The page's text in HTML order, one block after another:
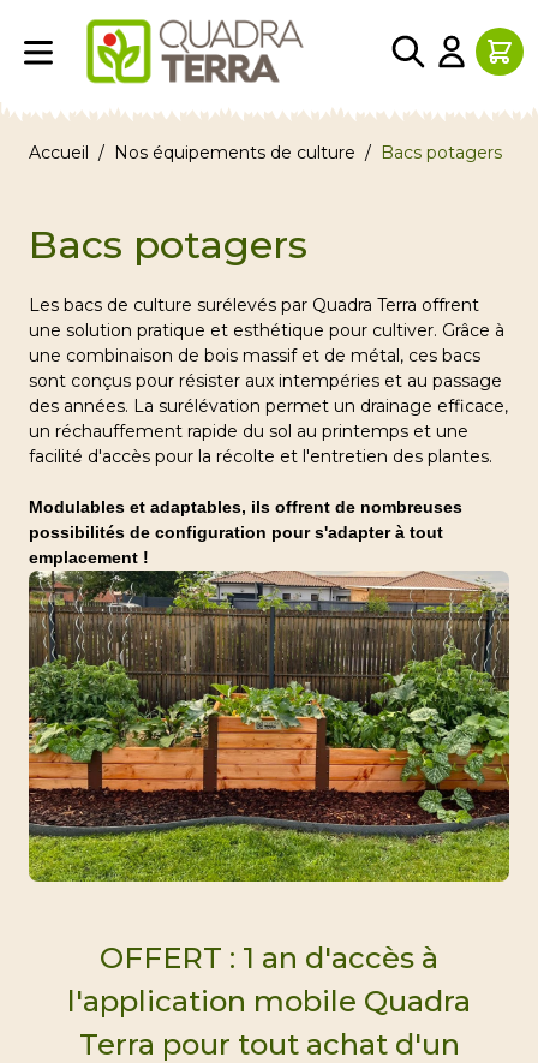
Accueil / Nos équipements de culture / Bacs potagers
Bacs potagers
Les bacs de culture surélevés par Quadra Terra offrent
une solution pratique et esthétique pour cultiver. Grâce à
une combinaison de bois massif et de métal, ces bacs
sont conçus pour résister aux intempéries et au passage
des années. La surélévation permet un drainage efficace,
un réchauffement rapide du sol au printemps et une
facilité d'accès pour la récolte et l'entretien des plantes.
Modulables et adaptables, ils offrent de nombreuses
possibilités de configuration pour s'adapter à tout
emplacement !
OFFERT : 1 an d'accès à
l'application mobile Quadra
Terra pour tout achat d'un